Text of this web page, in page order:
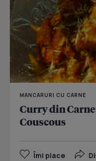
MANCARURI CU CARNE
Curry din
Couscous
Îmi place